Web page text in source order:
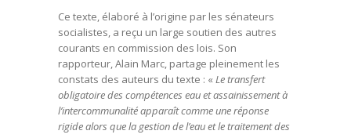
Ce texte, élaboré à l’origine par les sénateurs
socialistes, a reçu un large soutien des autres
courants en commission des lois. Son
rapporteur, Alain Marc, partage pleinement les
constats des auteurs du texte : « Le transfert
obligatoire des compétences eau et assainissement à
l’intercommunalité apparaît comme une réponse
rigide alors que la gestion de l’eau et le traitement des